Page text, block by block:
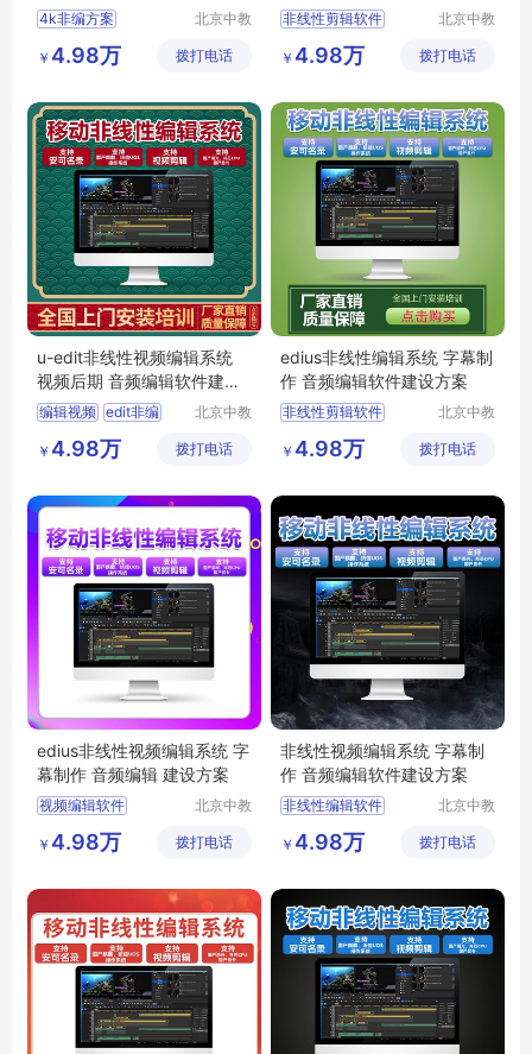
4k非编方案
视频编辑编辑软件
非编软件
北京中教
有限公司
￥ 4.98万 拨打电话
案
非线性剪辑软件
编辑软件 edius非编
北京中教
有限公司
￥ 4.98万 拨打电话
u-edit非线性视频编辑系统
视频后期 音频编辑软件建设
方案
编辑视频 edit非编
视频非编软件
北京中教
有限公司
￥ 4.98万 拨打电话
edius非线性编辑系统 字幕制
作 音频编辑软件建设方案
非线性剪辑软件
国产非编软件
编辑软件
北京中教
有限公司
￥ 4.98万 拨打电话
edius非线性视频编辑系统 字
幕制作 音频编辑 建设方案
视频编辑软件
4k非编
编辑软件
北京中教
有限公司
￥ 4.98万 拨打电话
非线性视频编辑系统 字幕制
作 音频编辑软件建设方案
非线性编辑软件
edit非编
北京中教
有限公司
￥ 4.98万 拨打电话